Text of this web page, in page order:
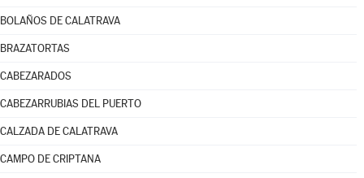
BOLAÑOS DE CALATRAVA
BRAZATORTAS
CABEZARADOS
CABEZARRUBIAS DEL PUERTO
CALZADA DE CALATRAVA
CAMPO DE CRIPTANA